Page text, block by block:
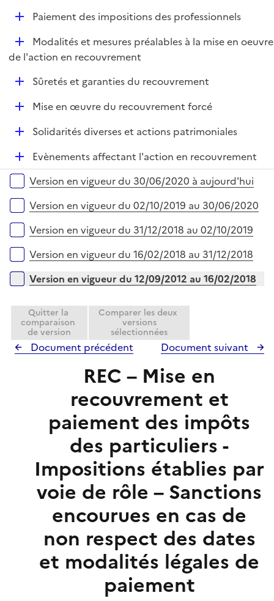
r
p
e
r
D
l
Paiement des impositions des professionnels
D
é
Modalités et mesures préalables à la mise en oeuvre
de l'action en recouvrement
D
r
Sûretés et garanties du recouvrement
D
e
Mise en œuvre du recouvrement forcé
D
e
Solidarités diverses et actions patrimoniales
D
é
p
e
Evènements affectant l'action en recouvrement
Versions sur la période
Version en vigueur du 30/06/2020 à aujourd'hui
Version en vigueur du 02/10/2019 au 30/06/2020
Version en vigueur du 31/12/2018 au 02/10/2019
Version en vigueur du 16/02/2018 au 31/12/2018
Version en vigueur du 12/09/2012 au 16/02/2018
Quitter la
comparaison
de version
Comparer les deux
versions
sélectionnées
Document précédent Document suivant
REC – Mise en
recouvrement et
paiement des impôts
des particuliers -
Impositions établies par
voie de rôle – Sanctions
encourues en cas de
non respect des dates
et modalités légales de
paiement